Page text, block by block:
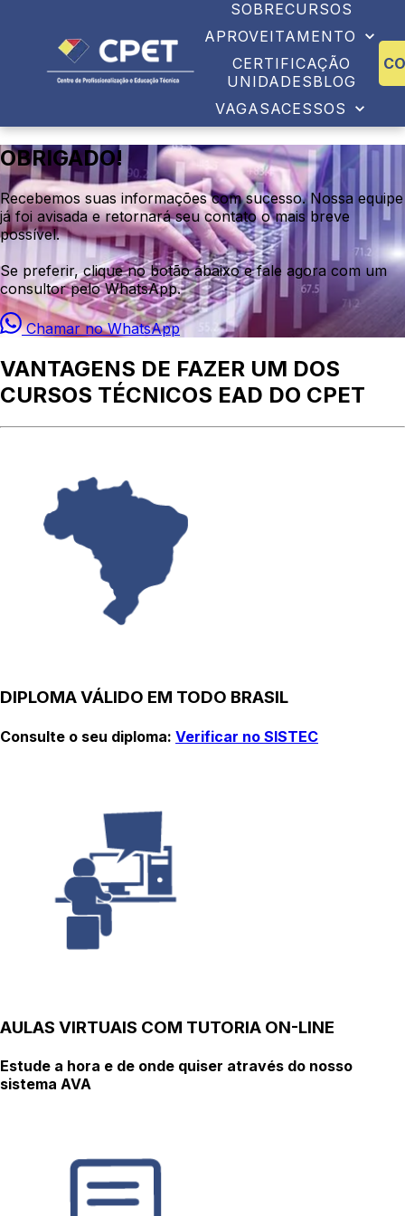
SOBRECURSOS
APROVEITAMENTO
CERTIFICAÇÃO
UNIDADESBLOG
VAGASACESSOS
OBRIGADO!
Recebemos suas informações com sucesso. Nossa equipe
já foi avisada e retornará seu contato o mais breve
possível.
Se preferir, clique no botão abaixo e fale agora com um
consultor pelo WhatsApp.
Chamar no WhatsApp
VANTAGENS DE FAZER UM DOS
CURSOS TÉCNICOS EAD DO CPET
DIPLOMA VÁLIDO EM TODO BRASIL
Consulte o seu diploma: Verificar no SISTEC
AULAS VIRTUAIS COM TUTORIA ON-LINE
Estude a hora e de onde quiser através do nosso
sistema AVA